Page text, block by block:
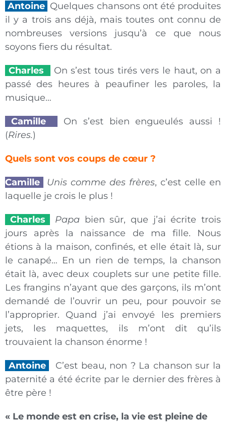
Antoine Quelques chansons ont été produites
il y a trois ans déjà, mais toutes ont connu de
nombreuses versions jusqu’à ce que nous
soyons fiers du résultat.
Charles
On s’est tous tirés vers le haut, on a
passé des heures à peaufiner les paroles, la
musique…
Camille
On s’est bien engueulés aussi !
(Rires.)
Quels sont vos coups de cœur ?
Camille Unis comme des frères, c’est celle en
laquelle je crois le plus !
Charles Papa bien sûr, que j’ai écrite trois
jours après la naissance de ma fille. Nous
étions à la maison, confinés, et elle était là, sur
le canapé… En un rien de temps, la chanson
était là, avec deux couplets sur une petite fille.
Les frangins n’ayant que des garçons, ils m’ont
demandé de l’ouvrir un peu, pour pouvoir se
l’approprier. Quand j’ai envoyé les premiers
jets, les maquettes, ils m’ont dit qu’ils
trouvaient la chanson énorme !
Antoine
C’est beau, non ? La chanson sur la
paternité a été écrite par le dernier des frères à
être père !
« Le monde est en crise, la vie est pleine de